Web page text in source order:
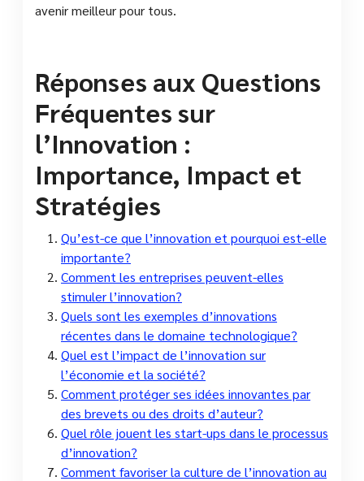
avenir meilleur pour tous.
Réponses aux Questions
Fréquentes sur
l’Innovation :
Importance, Impact et
Stratégies
Qu’est-ce que l’innovation et pourquoi est-elle
importante?
Comment les entreprises peuvent-elles
stimuler l’innovation?
Quels sont les exemples d’innovations
récentes dans le domaine technologique?
Quel est l’impact de l’innovation sur
l’économie et la société?
Comment protéger ses idées innovantes par
des brevets ou des droits d’auteur?
Quel rôle jouent les start-ups dans le processus
d’innovation?
Comment favoriser la culture de l’innovation au